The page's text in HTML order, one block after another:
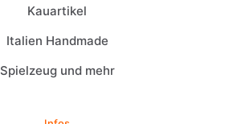
Kauartikel
Italien Handmade
Spielzeug und mehr